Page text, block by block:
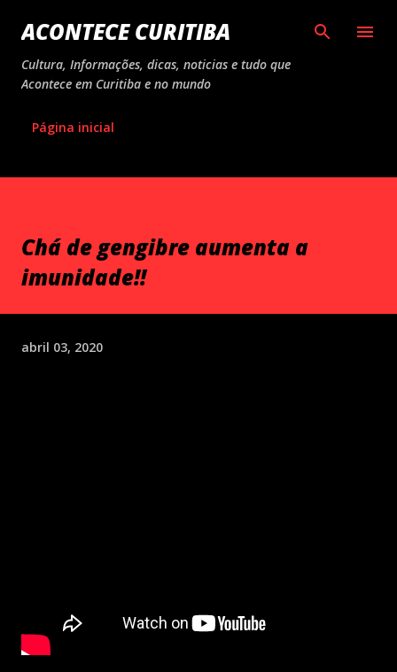
Pular para o conteúdo principal
ACONTECE CURITIBA
Cultura, Informações, dicas, noticias e tudo que
Acontece em Curitiba e no mundo
Página inicial
Chá de gengibre aumenta a
imunidade!!
abril 03, 2020